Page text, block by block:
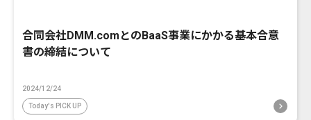
合同会社DMM.comとのBaaS事業にかかる基本合意
書の締結について
2024/12/24
Today's PICK UP